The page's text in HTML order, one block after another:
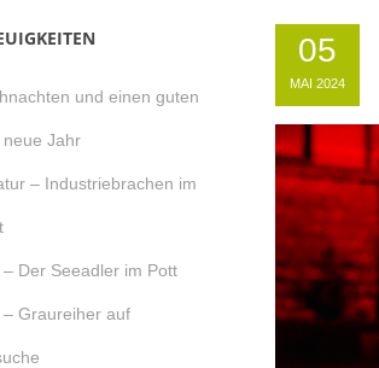
und einen guten
neue Jahr
– Industriebrachen im
Der Seeadler im Pott
Graureiher auf
05
MAI 2024